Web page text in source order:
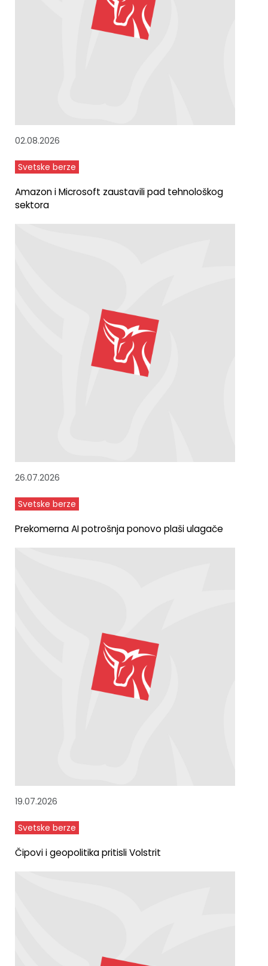
02.08.2026
Svetske berze
Amazon i Microsoft zaustavili pad tehnološkog
sektora
26.07.2026
Svetske berze
Prekomerna AI potrošnja ponovo plaši ulagače
19.07.2026
Svetske berze
Čipovi i geopolitika pritisli Volstrit